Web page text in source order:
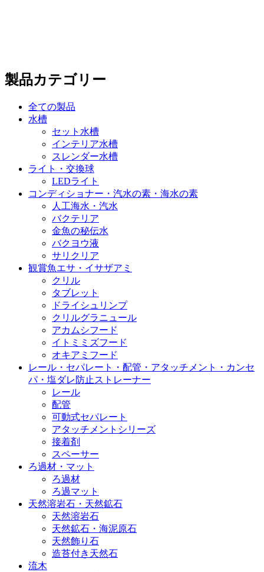
製品カテゴリー
全ての製品
水槽
セット水槽
インテリア水槽
スレンダー水槽
ライト・交換球
LEDライト
コンディショナー・汽水の素・海水の素
人工海水・汽水
バクテリア
金魚の秘伝水
バクヨウ液
サリクリア
観賞魚エサ・イサザアミ
クリル
タブレット
ドライシュリンプ
クリルグラニュール
アカムシフード
イトミミズフード
オキアミフード
レール・セパレート・配管・アタッチメント・カンセ
パ・塩ダレ防止ストレーナー
レール
配管
可動式セパレート
アタッチメントシリーズ
接着剤
スペーサー
ろ過材・マット
ろ過材
ろ過マット
天然溶岩石・天然鉱石
天然溶岩石
天然鉱石・海泥原石
天然飾り石
造苔付き天然石
流木